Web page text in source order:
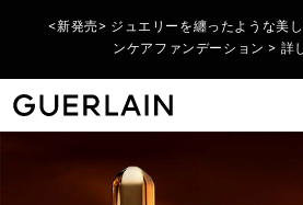
のお客様へ、酷暑のダメージ肌をケア
<新発売> ジュエリーを纏ったような美
ンケアファンデーション > 詳
<公式オンライン限定再入荷> ラール エ
する6つの香りのお試しサイズセッ
ゲラン公式オンラインブテ
数量限定 フレグランス
エクストレ
ウィメンズ フレグランス
アクア アレゴリア
メンズ フレグランス
男性のためのアイコニックなフレグ
ホームコレクション
ラール ドゥ ヴィーヴル カーディフュ
リップ
リップオイル＆プランパー
フェイス
ファンデーション・コンシーラー
アイ
アイコニックなゲランベストセ
ルージュ ジェ
製品タイプ
フェイスクリーム
コレクションから探す
オーキデ アンペリアル ブラック
肌悩みから探す
保湿スキンケア 化粧
ゲランのルーティーン
〈オーキデ アンペリアル〉のルーテ
ゲランの研究
オーキダリウム
ご案内
ゲランのサービス
数量・期間限定 購入特典ギフト
ビューティ カウンセリング
スキンケアを見つける
ギフトアイデアを得る
男性へのプレゼント
パーソナライゼーション アトリ
全てのパーソナライゼーション
理想のギフトを見つける
ゲランの体験を贈る